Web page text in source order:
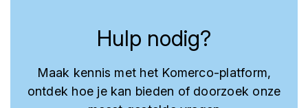
Hulp nodig?
Maak kennis met het Komerco-platform,
ontdek hoe je kan bieden of doorzoek onze